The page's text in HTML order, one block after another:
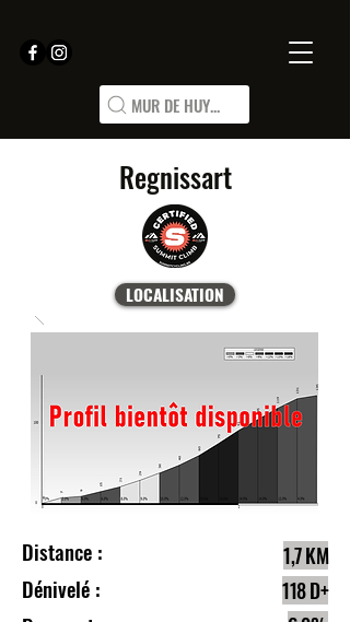
MUR DE HUY...
Regnissart
LOCALISATION
Distance :
Dénivelé :
1,7 KM
118 D+